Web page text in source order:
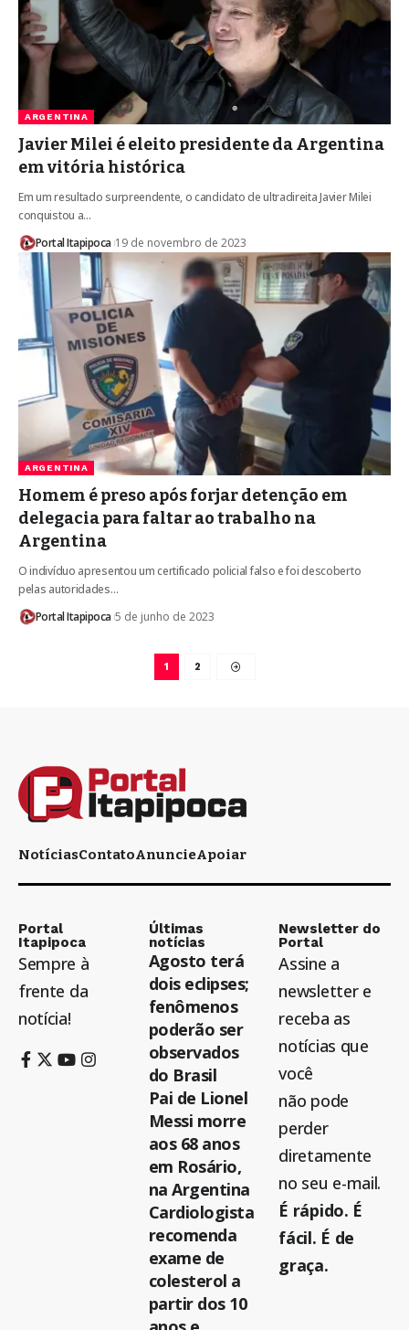
ARGENTINA
Javier Milei é eleito presidente da Argentina
em vitória histórica
Em um resultado surpreendente, o candidato de ultradireita Javier Milei
conquistou a…
Portal Itapipoca 19 de novembro de 2023
ARGENTINA
Homem é preso após forjar detenção em
delegacia para faltar ao trabalho na
Argentina
O indivíduo apresentou um certificado policial falso e foi descoberto
pelas autoridades…
Portal Itapipoca 5 de junho de 2023
1 2
NotíciasContatoAnuncieApoiar
Portal
Itapipoca
Sempre à
frente da
notícia!
Últimas
notícias
Agosto terá
dois eclipses;
fenômenos
poderão ser
observados
do Brasil
Pai de Lionel
Messi morre
aos 68 anos
em Rosário,
na Argentina
Cardiologista
recomenda
exame de
colesterol a
partir dos 10
Newsletter do
Portal
Assine a
newsletter e
receba as
notícias que
você
não pode
perder
diretamente
no seu e-mail.
É rápido. É
fácil. É de
graça.